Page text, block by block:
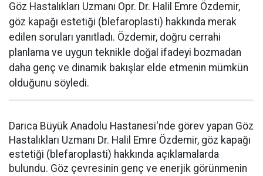
Göz Hastalıkları Uzmanı Opr. Dr. Halil Emre Özdemir,
göz kapağı estetiği (blefaroplasti) hakkında merak
edilen soruları yanıtladı. Özdemir, doğru cerrahi
planlama ve uygun teknikle doğal ifadeyi bozmadan
daha genç ve dinamik bakışlar elde etmenin mümkün
olduğunu söyledi.
Darıca Büyük Anadolu Hastanesi'nde görev yapan Göz
Hastalıkları Uzmanı Dr. Halil Emre Özdemir, göz kapağı
estetiği (blefaroplasti) hakkında açıklamalarda
bulundu. Göz çevresinin genç ve enerjik görünmenin